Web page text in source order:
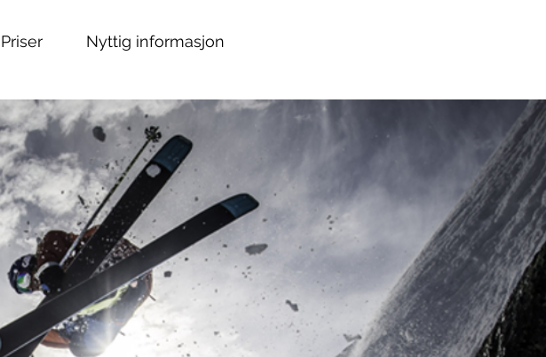
Priser Nyttig informasjon